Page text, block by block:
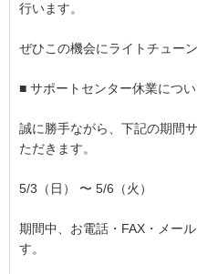
行います。
ぜひこの機会にライトチュー
■ サポートセンター休業につ
誠に勝手ながら、下記の期間
ただきます。
5/3（日） 〜 5/6（火）
期間中、お電話・FAX・メー
す。